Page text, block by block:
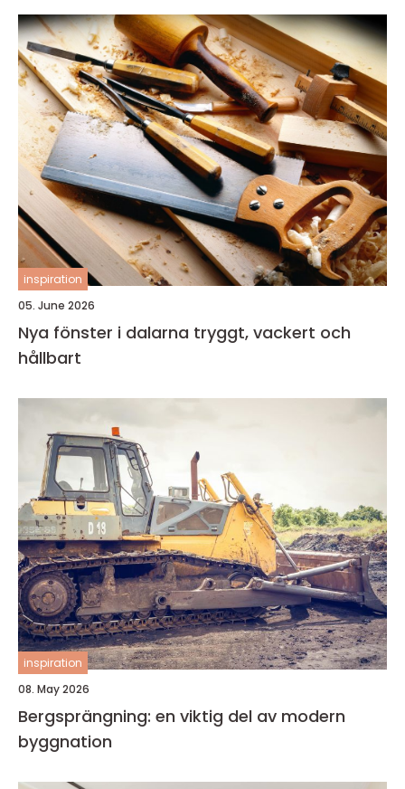
inspiration
05. June 2026
Nya fönster i dalarna tryggt, vackert och
hållbart
inspiration
08. May 2026
Bergsprängning: en viktig del av modern
byggnation